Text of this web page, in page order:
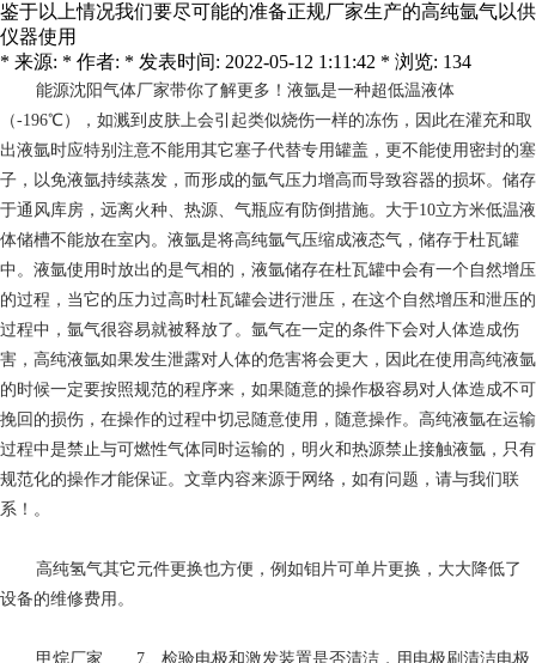
鉴于以上情况我们要尽可能的准备正规厂家生产的高纯氩气以供
仪器使用
* 来源: * 作者: * 发表时间: 2022-05-12 1:11:42 * 浏览: 134
能源沈阳气体厂家带你了解更多！液氩是一种超低温液体
（-196℃），如溅到皮肤上会引起类似烧伤一样的冻伤，因此在灌充和取
出液氩时应特别注意不能用其它塞子代替专用罐盖，更不能使用密封的塞
子，以免液氩持续蒸发，而形成的氩气压力增高而导致容器的损坏。储存
于通风库房，远离火种、热源、气瓶应有防倒措施。大于10立方米低温液
体储槽不能放在室内。液氩是将高纯氩气压缩成液态气，储存于杜瓦罐
中。液氩使用时放出的是气相的，液氩储存在杜瓦罐中会有一个自然增压
的过程，当它的压力过高时杜瓦罐会进行泄压，在这个自然增压和泄压的
过程中，氩气很容易就被释放了。氩气在一定的条件下会对人体造成伤
害，高纯液氩如果发生泄露对人体的危害将会更大，因此在使用高纯液氩
的时候一定要按照规范的程序来，如果随意的操作极容易对人体造成不可
挽回的损伤，在操作的过程中切忌随意使用，随意操作。高纯液氩在运输
过程中是禁止与可燃性气体同时运输的，明火和热源禁止接触液氩，只有
规范化的操作才能保证。文章内容来源于网络，如有问题，请与我们联
系！。
高纯氢气其它元件更换也方便，例如钼片可单片更换，大大降低了
设备的维修费用。
甲烷厂家 7、检验电极和激发装置是否清洁，用电极刷清洁电极